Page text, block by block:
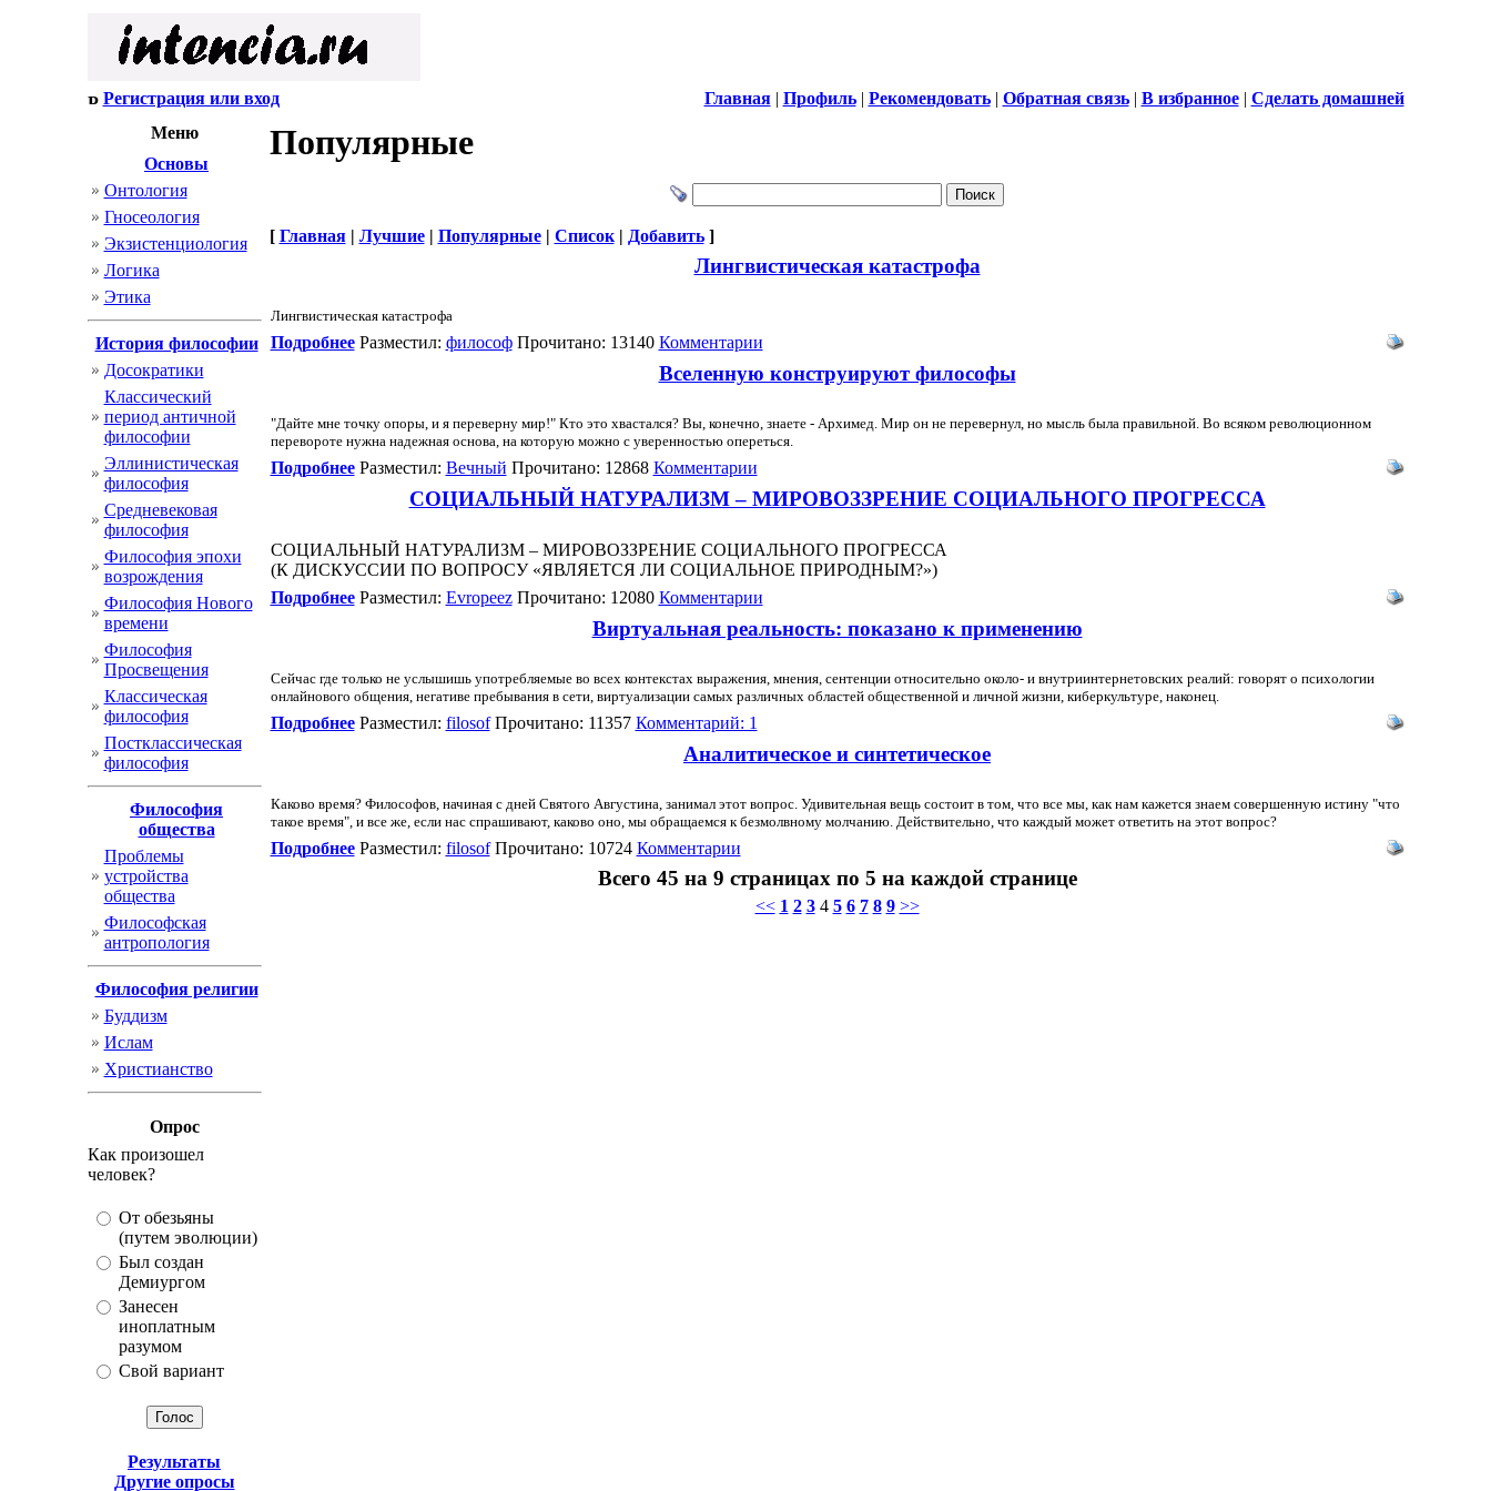
Регистрация или вход Главная| Профиль| Рекомендовать| Обратная связь| В избранное| Сделать домашней
Меню
Основы
Онтология
Гносеология
Экзистенциология
Логика
Этика
История философии
Досократики
Классический
период античной
философии
Эллинистическая
философия
Cредневековая
философия
Философия эпохи
возрождения
Философия Нового
времени
Философия
Просвещения
Классическая
философия
Постклассическая
философия
Философия
общества
Проблемы
устройства
общества
Философская
антропология
Философия религии
Буддизм
Ислам
Христианство
Опрос
Как произошел
человек?
От обезьяны
(путем эволюции)
Был создан
Демиургом
Занесен
иноплатным
разумом
Свой вариант
Результаты
Другие опросы
Популярные
[ Главная| Лучшие| Популярные| Список| Добавить]
Лингвистическая катастрофа
Лингвистическая катастрофа
ПодробнееРазместил: философПрочитано: 13140 Комментарии
Вселенную конструируют философы
"Дайте мне точку опоры, и я переверну мир!" Кто это хвастался? Вы, конечно, знаете - Архимед. Мир он не перевернул, но мысль была правильной. Во всяком революционном
перевороте нужна надежная основа, на которую можно с уверенностью опереться.
ПодробнееРазместил: Вечный Прочитано: 12868 Комментарии
СОЦИАЛЬНЫЙ НАТУРАЛИЗМ – МИРОВОЗЗРЕНИЕ СОЦИАЛЬНОГО ПРОГРЕССА
СОЦИАЛЬНЫЙ НАТУРАЛИЗМ – МИРОВОЗЗРЕНИЕ СОЦИАЛЬНОГО ПРОГРЕССА
(К ДИСКУССИИ ПО ВОПРОСУ «ЯВЛЯЕТСЯ ЛИ СОЦИАЛЬНОЕ ПРИРОДНЫМ?»)
ПодробнееРазместил: EvropeezПрочитано: 12080 Комментарии
Виртуальная реальность: показано к применению
Сейчас где только не услышишь употребляемые во всех контекстах выражения, мнения, сентенции относительно около- и внутриинтернетовских реалий: говорят о психологии
онлайнового общения, негативе пребывания в сети, виртуализации самых различных областей общественной и личной жизни, киберкультуре, наконец.
ПодробнееРазместил: filosofПрочитано: 11357 Комментарий: 1
Аналитическое и синтетическое
Каково время? Философов, начиная с дней Cвятого Августина, занимал этот вопрос. Удивительная вещь состоит в том, что все мы, как нам кажется знаем совершенную истину "что
такое время", и все же, если нас спрашивают, каково оно, мы обращаемся к безмолвному молчанию. Действительно, что каждый может ответить на этот вопрос?
ПодробнееРазместил: filosofПрочитано: 10724 Комментарии
Всего 45 на 9 страницах по 5 на каждой странице
<< 1 2 3 4 5 6 7 8 9 >>